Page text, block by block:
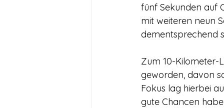
fünf Sekunden auf
mit weiteren neun
dementsprechend
Zum 10-Kilometer-
geworden, davon
Fokus lag hierbei
gute Chancen